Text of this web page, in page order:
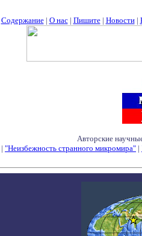
Содержание| О нас| Пишите| Новости|
Авторские
| "Неизбежность странного микромира" |